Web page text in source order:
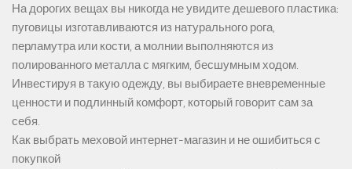
На дорогих вещах вы никогда не увидите дешевого пластика:
пуговицы изготавливаются из натурального рога,
перламутра или кости, а молнии выполняются из
полированного металла с мягким, бесшумным ходом.
Инвестируя в такую одежду, вы выбираете вневременные
ценности и подлинный комфорт, который говорит сам за
себя.
Как выбрать меховой интернет-магазин и не ошибиться с
покупкой